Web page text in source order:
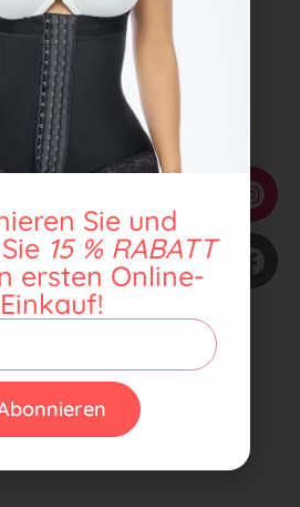
Sie und
15 % RABATT
ersten Online-
Einkauf!